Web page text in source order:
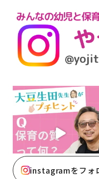
instagramをフォ